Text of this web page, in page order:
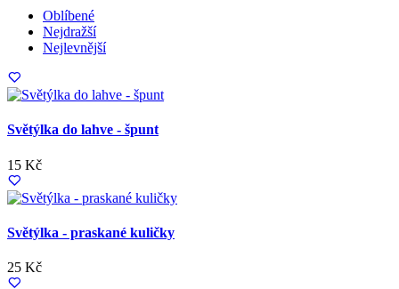
Oblíbené
Nejdražší
Nejlevnější
Světýlka do lahve - špunt
15 Kč
Světýlka - praskané kuličky
25 Kč